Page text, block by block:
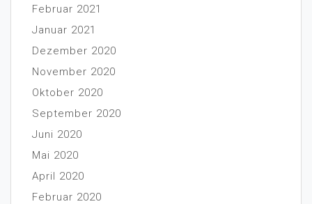
Februar 2021
Januar 2021
Dezember 2020
November 2020
Oktober 2020
September 2020
Juni 2020
Mai 2020
April 2020
Februar 2020